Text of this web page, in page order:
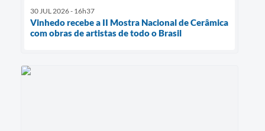
30 JUL 2026 - 16h37
Vinhedo recebe a II Mostra Nacional de Cerâmica
com obras de artistas de todo o Brasil